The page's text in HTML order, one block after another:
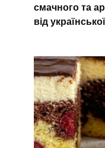
смачного та
від